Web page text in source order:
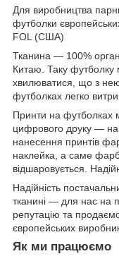
Для виробництва
футболки
FOL (США)
Тканина — 100%
Китаю. Таку футболку
хвилюватися, що з
футболках легко
Принти на футболках
цифрового друку —
нанесення принтів
наклейка, а саме
відшаровується.
Надійність
тканині — для нас на
репутацію та продаємо
європейських
Як ми працюємо